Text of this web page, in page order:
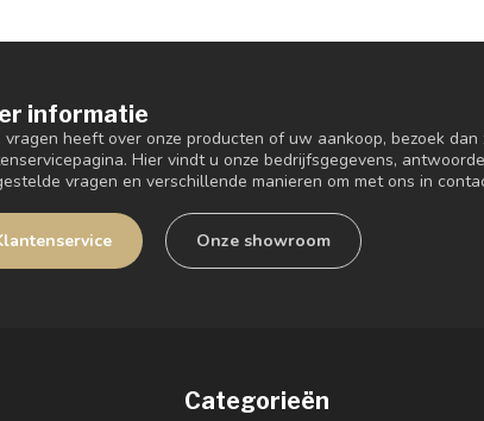
informatie
vragen heeft over onze producten of uw aankoop, bezoek dan
Hier vindt u onze bedrijfsgegevens,
vragen en verschillende manieren om met ons in
Onze showroom
Categorieën